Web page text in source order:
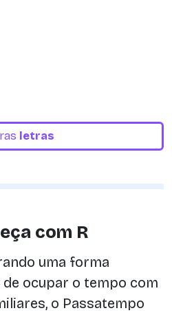
letras
com R
uma forma
ocupar o tempo com
o Passatempo